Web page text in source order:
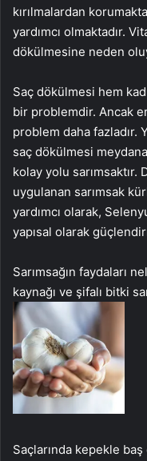
kırılmalardan
yardımcı olmaktadır.
dökülmesine neden
Saç dökülmesi hem
bir problemdir. Ancak
problem daha fazladır.
saç dökülmesi
kolay yolu
uygulanan sarımsak
yardımcı olarak,
yapısal olarak
Sarımsağın faydaları
kaynağı ve şifalı bitki
Saçlarında kepekle